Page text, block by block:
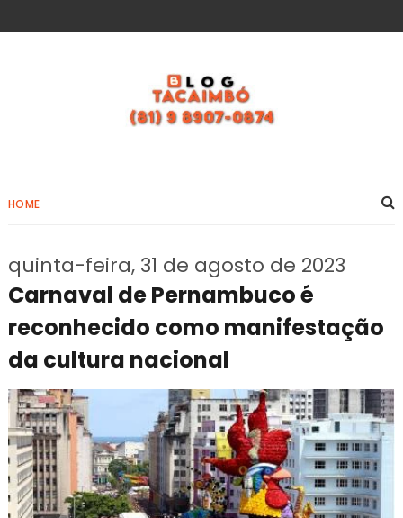
HOME
quinta-feira, 31 de agosto de 2023
Carnaval de Pernambuco é
reconhecido como manifestação
da cultura nacional